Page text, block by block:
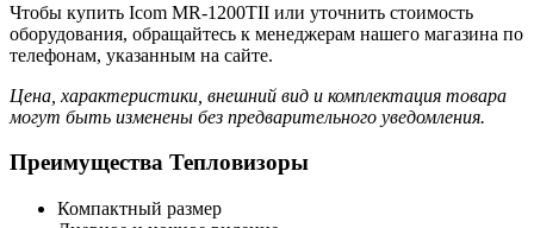
Чтобы купить Icom MR-1200TII или уточнить стоимость
оборудования, обращайтесь к менеджерам нашего магазина по
телефонам, указанным на сайте.
Цена, характеристики, внешний вид и комплектация товара
могут быть изменены без предварительного уведомления.
Преимущества Тепловизоры
Компактный размер